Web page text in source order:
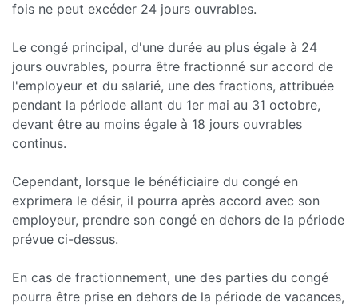
fois ne peut excéder 24 jours ouvrables.
Le congé principal, d'une durée au plus égale à 24
jours ouvrables, pourra être fractionné sur accord de
l'employeur et du salarié, une des fractions, attribuée
pendant la période allant du 1er mai au 31 octobre,
devant être au moins égale à 18 jours ouvrables
continus.
Cependant, lorsque le bénéficiaire du congé en
exprimera le désir, il pourra après accord avec son
employeur, prendre son congé en dehors de la période
prévue ci-dessus.
En cas de fractionnement, une des parties du congé
pourra être prise en dehors de la période de vacances,